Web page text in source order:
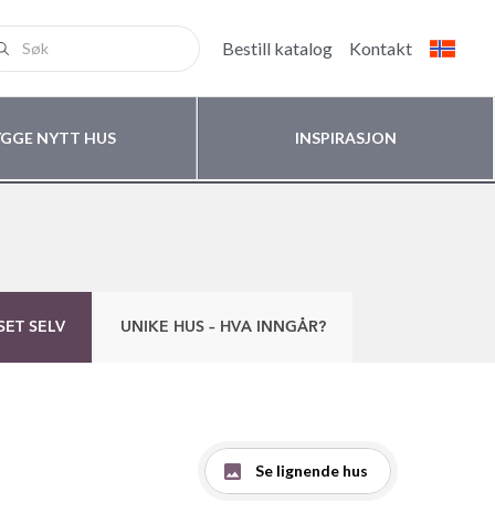
Bestill katalog Kontakt
NYTT HUS INSPIRASJON
SELV UNIKE HUS – HVA INNGÅR?
Se lignende hus